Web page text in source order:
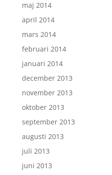
maj 2014
april 2014
mars 2014
februari 2014
januari 2014
december 2013
november 2013
oktober 2013
september 2013
augusti 2013
juli 2013
juni 2013